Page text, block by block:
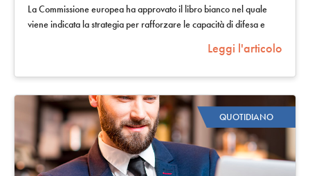
La Commissione europea ha approvato il libro bianco nel quale
viene indicata la strategia per rafforzare le capacità di difesa e
Leggi l'articolo
QUOTIDIANO